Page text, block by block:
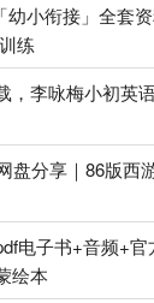
幼小衔接」全套
练
，李咏梅小初英
盘分享｜86版西
电子书+音频+
绘本